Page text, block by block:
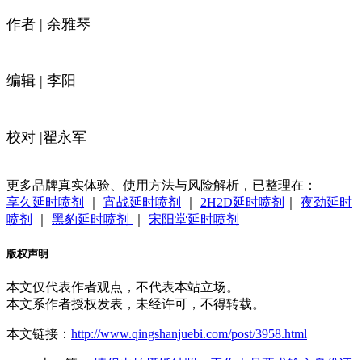
作者 | 余雅琴
编辑 | 李阳
校对 |翟永军
更多品牌真实体验、使用方法与风险解析，已整理在：
享久延时喷剂
宵战延时喷剂 2H2D延时喷剂
夜劲延时
喷剂
黑豹延时喷剂 宋阳堂延时喷剂
版权声明
本文仅代表作者观点，不代表本站立场。
本文系作者授权发表，未经许可，不得转载。
本文链接： http://www.qingshanjuebi.com/post/3958.html